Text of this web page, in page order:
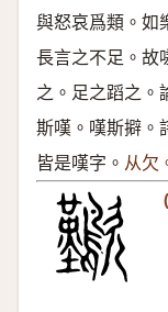
與怒哀爲類。如
長言之不足。故
之。足之蹈之。
斯嘆。嘆斯擗。
皆是嘆字。 从欠
(